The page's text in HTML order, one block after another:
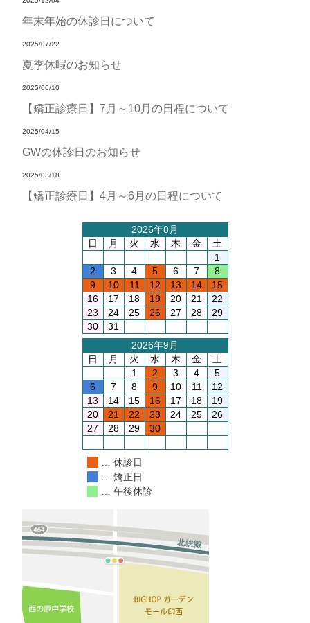
年末年始の休診日について
2025/07/22
夏季休暇のお知らせ
2025/06/10
【矯正診療日】7月～10月の日程について
2025/04/15
GWの休診日のお知らせ
2025/03/18
【矯正診療日】4月～6月の日程について
2026年8月
日
月 火 水 木 金
土
1
2
3 4 5 6 7
8
9
10 11 12 13 14
15
16
17 18 19 20 21
22
23
24 25 26 27 28
29
30
31
2026年9月
日
月 火 水 木 金
土
1
2 3 4
5
6
7 8 9 10 11
12
13
14 15 16 17 18
19
20
21 22 23 24 25
26
27
28 29 30
… 休診日
… 矯正日
… 午後休診